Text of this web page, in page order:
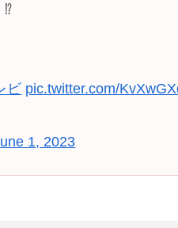
⁉️
ビ pic.twitter.com/
1, 2023